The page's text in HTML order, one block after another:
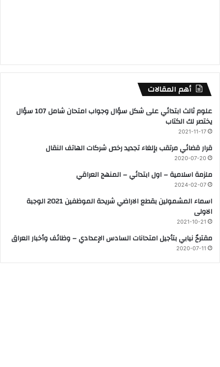
أهم المقالات
علوم ثالث ابتدائي على شكل سؤال وجواب امتحان شامل 107 سؤال
يختصر لك الكتاب
2021-11-17
قرار قضائي مرتقب بإلغاء تجديد رخص شركات الهاتف النقال
2020-07-20
ملزمة اسلامية – اول ابتدائي – المنهج العراقي
2024-02-07
اسماء المشمولين بقطع الاراضي شريحة الموظفين 2021 الوجبة
الاولى
2021-10-21
مقترحٌ نيابي بتأجيل امتحانات السادس الإعدادي – وظائف وأخبار العراق
2020-07-11